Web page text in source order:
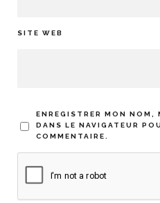
SITE WEB
ENREGISTRER MON
DANS LE NAVIGATEUR
COMMENTAIRE.